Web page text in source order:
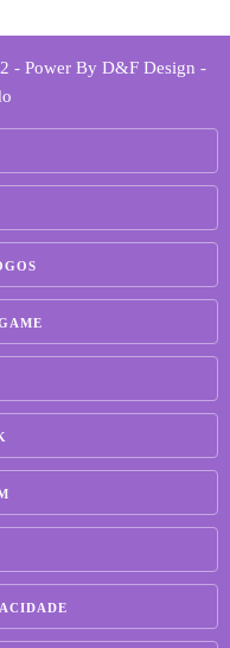
- Power By D&F Design -